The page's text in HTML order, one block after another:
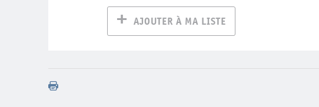
AJOUTER À MA LISTE